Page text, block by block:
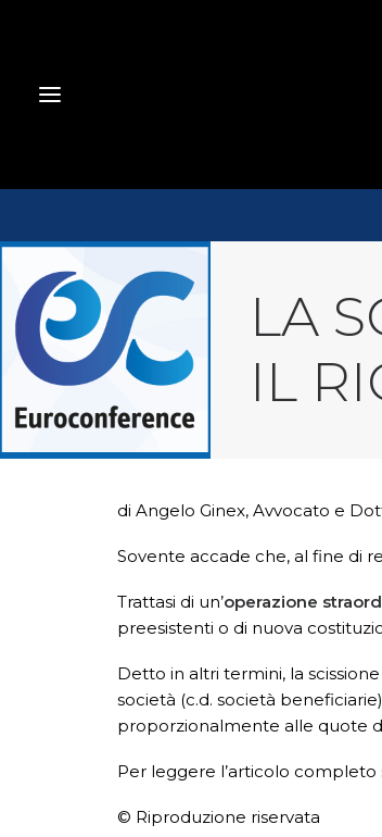
LA
IL
di Angelo Ginex, Avvocato e
Sovente accade che, al fine di
Trattasi di un’operazione
preesistenti o di nuova
Detto in altri termini, la
società (c.d. società
proporzionalmente alle quote
Per leggere l’articolo completo
© Riproduzione riservata